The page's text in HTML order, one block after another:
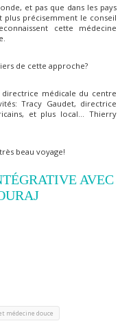
et pas que dans les pays
plus précisemment le conseil
cette médecine
de cette approche?
médicale du centre
Tracy Gaudet, directrice
et plus local... Thierry
beau voyage!
AVEC
médecine douce